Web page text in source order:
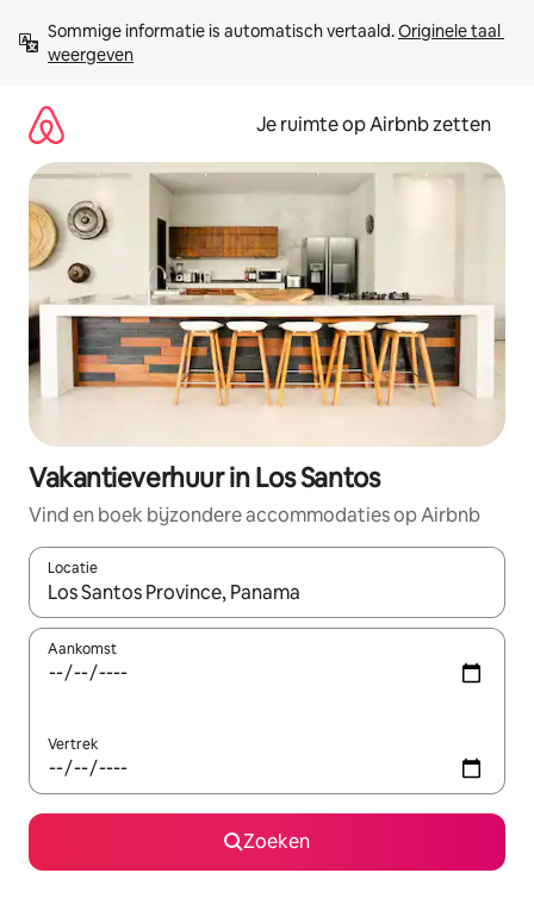
direct
naar
Sommige informatie is automatisch vertaald. Originele taal
weergeven
Je ruimte op Airbnb zetten
Vakantieverhuur in Los Santos
Vind en boek bijzondere accommodaties op Airbnb
Locatie
Wanneer er suggesties beschikbaar zijn, maak je een keuze
Aankomst
Vertrek
Zoeken